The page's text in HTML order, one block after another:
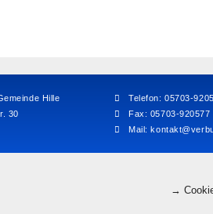
Hille
30
Telefon: 05703-
Fax: 05703-920577
Mail:
→